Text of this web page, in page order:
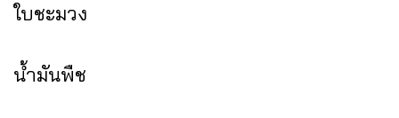
ใบชะมวง
น้ำมันพืช